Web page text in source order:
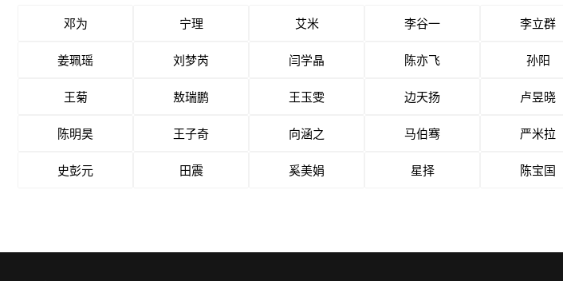
邓为 宁理 艾米 李谷一 李立群
姜珮瑶 刘梦芮 闫学晶 陈亦飞 孙阳
王菊 敖瑞鹏 王玉雯 边天扬 卢昱晓
陈明昊 王子奇 向涵之 马伯骞 严米拉
史彭元 田震 奚美娟 星择 陈宝国